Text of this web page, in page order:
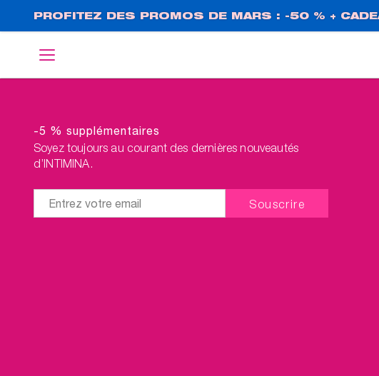
principal
PROFITEZ DES PROMOS DE MARS : -50 % +
English
-5 % supplémentaires
Soyez toujours au courant des dernières nouveautés
d’INTIMINA.